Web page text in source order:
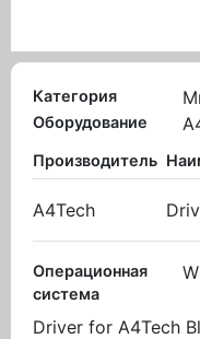
Категория
Оборудование
Производитель
A4Tech
Операционная
система
Driver for A4Tech